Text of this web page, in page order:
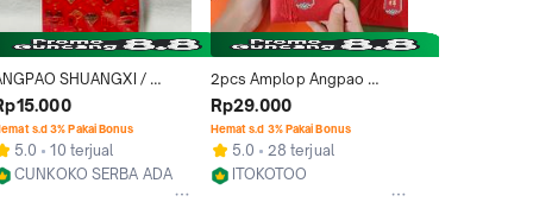
SHUANGXI /
WEDDING ( BESAR
1 PACK ISI 6 LEMBAR (13)
s.d 3% Pakai Bonus
5.0
10 terjual
CUNKOKO SERBA ADA
2pcs Amplop Angpao
Wedding Angpao Nikah
Chinese Shuang Xi
Rp29.000
Hemat s.d 3% Pakai Bonus
5.0
28 terjual
ITOKOTOO